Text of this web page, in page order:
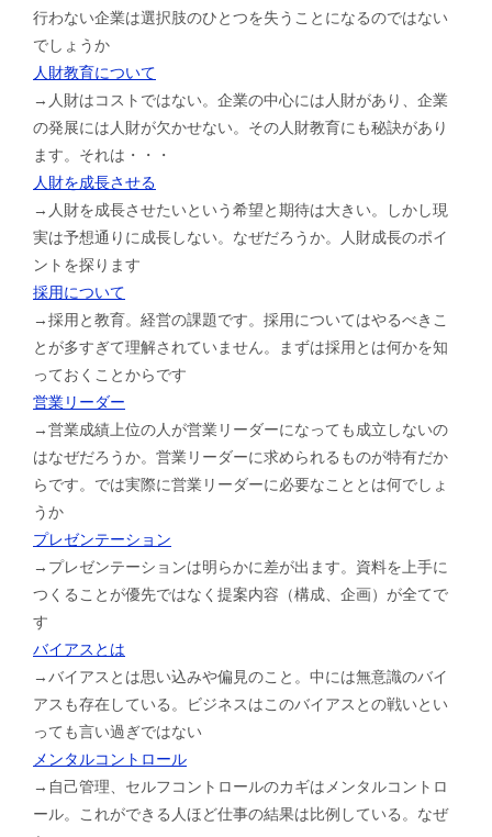
行わない企業は選択肢のひとつを失うことになるのではない
でしょうか
人財教育について
→人財はコストではない。企業の中心には人財があり、企業
の発展には人財が欠かせない。その人財教育にも秘訣があり
ます。それは・・・
人財を成長させる
→人財を成長させたいという希望と期待は大きい。しかし現
実は予想通りに成長しない。なぜだろうか。人財成長のポイ
ントを探ります
採用について
→採用と教育。経営の課題です。採用についてはやるべきこ
とが多すぎて理解されていません。まずは採用とは何かを知
っておくことからです
営業リーダー
→営業成績上位の人が営業リーダーになっても成立しないの
はなぜだろうか。営業リーダーに求められるものが特有だか
らです。では実際に営業リーダーに必要なこととは何でしょ
うか
プレゼンテーション
→プレゼンテーションは明らかに差が出ます。資料を上手に
つくることが優先ではなく提案内容（構成、企画）が全てで
す
バイアスとは
→バイアスとは思い込みや偏見のこと。中には無意識のバイ
アスも存在している。ビジネスはこのバイアスとの戦いとい
っても言い過ぎではない
メンタルコントロール
→自己管理、セルフコントロールのカギはメンタルコントロ
ール。これができる人ほど仕事の結果は比例している。なぜ